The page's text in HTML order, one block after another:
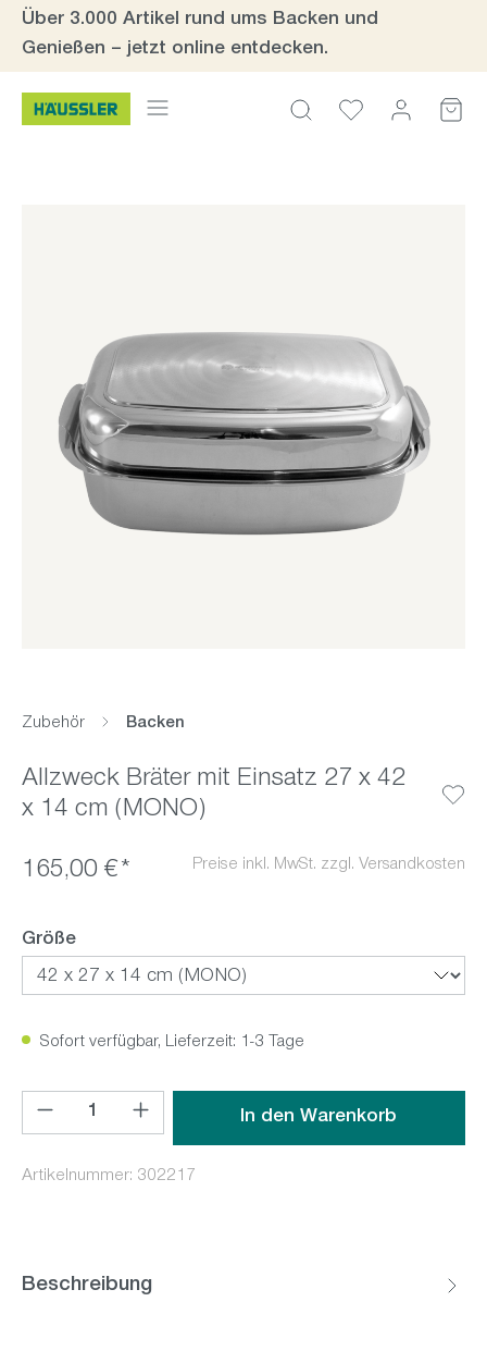
Zum Hauptinhalt springen
Über 3.000 Artikel rund ums Backen und
Genießen – jetzt online entdecken.
Zubehör Backen
Allzweck Bräter mit Einsatz 27 x 42
x 14 cm (MONO)
165,00 €* Preise inkl. MwSt. zzgl. Versandkosten
Größeauswählen
Sofort verfügbar, Lieferzeit: 1-3 Tage
Produkt Anzahl: Gib den gewünschten Wert ein oder
In den Warenkorb
Artikelnummer: 302217
Beschreibung